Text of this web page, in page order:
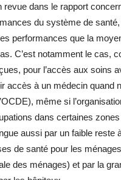
dans le rapport
du système de
performances que la
C’est notamment le cas,
pour l’accès aux soins
accès à un médecin quand
même si
dans certaines
aussi par un faible reste
de santé pour les
des ménages) et par la